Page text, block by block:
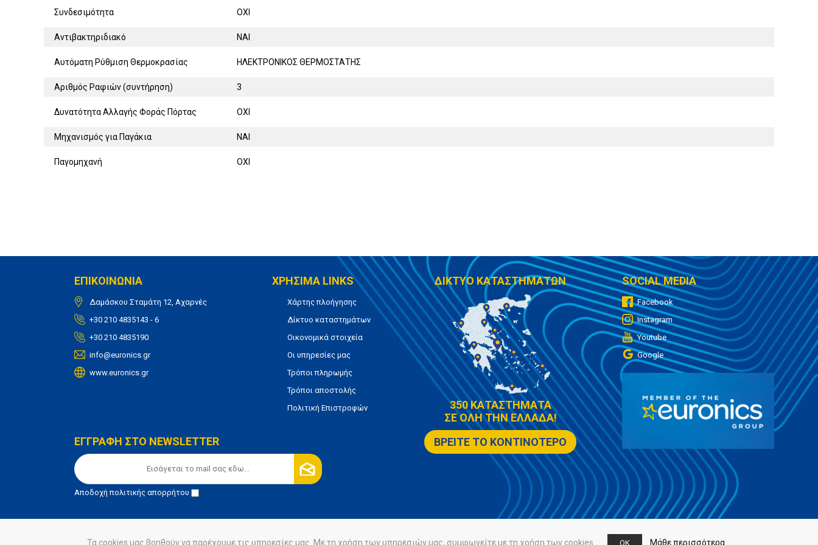
Συνδεσιμότητα ΟΧΙ
Αντιβακτηριδιακό ΝΑΙ
Αυτόματη Ρύθμιση Θερμοκρασίας ΗΛΕΚΤΡΟΝΙΚΟΣ ΘΕΡΜΟΣΤΑΤΗΣ
Αριθμός Ραφιών (συντήρηση) 3
Δυνατότητα Αλλαγής Φοράς Πόρτας ΟΧΙ
Μηχανισμός για Παγάκια ΝΑΙ
Παγομηχανή ΟΧΙ
ΕΠΙΚΟΙΝΩΝΙΑ
Δαμάσκου Σταμάτη 12, Αχαρνές
+30 210 4835143 - 6
+30 210 4835190
info@euronics.gr
www.euronics.gr
ΧΡΗΣΙΜΑ LINKS
Χάρτης πλοήγησης
Δίκτυο καταστημάτων
Οικονομικά στοιχεία
Οι υπηρεσίες μας
Τρόποι πληρωμής
Τρόποι αποστολής
Πολιτική Επιστροφών
ΕΓΓΡΑΦΗ ΣΤΟ NEWSLETTER
Αποδοχήπολιτικής απορρήτου
ΔΙΚΤΥΟ ΚΑΤΑΣΤΗΜΑΤΩΝ
350 ΚΑΤΑΣΤΗΜΑΤΑ
ΣΕ ΟΛΗ ΤΗΝ ΕΛΛΑΔΑ!
ΒΡΕΙΤΕ ΤΟ ΚΟΝΤΙΝΟΤΕΡΟ
SOCIAL MEDIA
Facebook
Instagram
Youtube
Google
Τα cookies μας βοηθούν να παρέχουμε τις υπηρεσίες μας. Με τη χρήση των υπηρεσιών μας, συμφωνείτε με τη χρήση των cookies. OK Μάθε περισσότερα